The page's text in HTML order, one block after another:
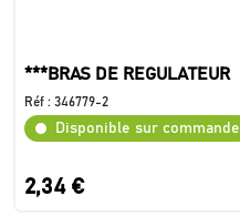
***BRAS DE REGULATEUR
Réf : 346779-2
Disponible sur commande
2,34 €